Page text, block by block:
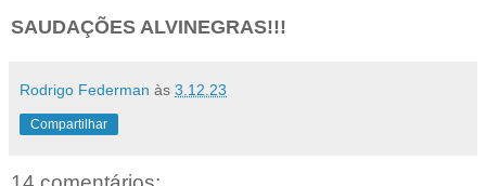
SAUDAÇÕES ALVINEGRAS!!!
Rodrigo Federman às 3.12.23
Compartilhar